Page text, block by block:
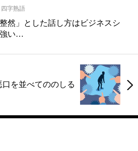
四字熟語
整然」とした話し方はビジネスシ
い…
口を並べてののしる